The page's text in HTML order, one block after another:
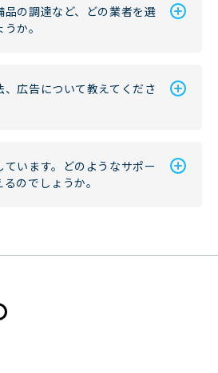
品の調達など、どの業者を選
か。
、広告について教えてくださ
ています。どのようなサポー
のでしょうか。